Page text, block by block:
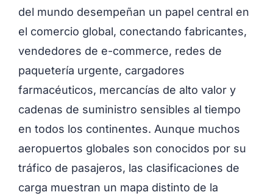
del mundo desempeñan un papel central en
el comercio global, conectando fabricantes,
vendedores de e-commerce, redes de
paquetería urgente, cargadores
farmacéuticos, mercancías de alto valor y
cadenas de suministro sensibles al tiempo
en todos los continentes. Aunque muchos
aeropuertos globales son conocidos por su
tráfico de pasajeros, las clasificaciones de
carga muestran un mapa distinto de la